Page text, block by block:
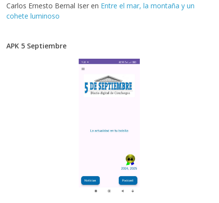
Carlos Ernesto Bernal Iser en Entre el mar, la montaña y un
cohete luminoso
APK 5 Septiembre